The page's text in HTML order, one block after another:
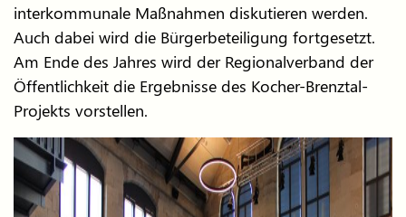
interkommunale Maßnahmen diskutieren werden.
Auch dabei wird die Bürgerbeteiligung fortgesetzt.
Am Ende des Jahres wird der Regionalverband der
Öffentlichkeit die Ergebnisse des Kocher-Brenztal-
Projekts vorstellen.